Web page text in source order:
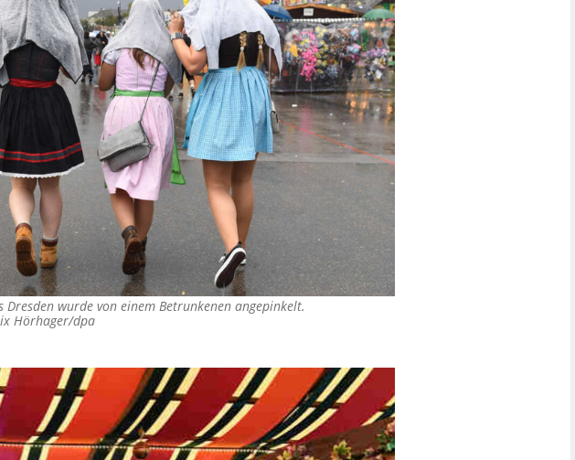
Dresden wurde von einem Betrunkenen angepinkelt.
Hörhager/dpa